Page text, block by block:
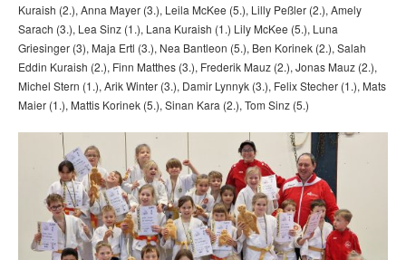
Kuraish (2.), Anna Mayer (3.), Leila McKee (5.), Lilly Peßler (2.), Amely
Sarach (3.), Lea Sinz (1.), Lana Kuraish (1.) Lily McKee (5.), Luna
Griesinger (3), Maja Ertl (3.), Nea Bantleon (5.), Ben Korinek (2.), Salah
Eddin Kuraish (2.), Finn Matthes (3.), Frederik Mauz (2.), Jonas Mauz (2.),
Michel Stern (1.), Arik Winter (3.), Damir Lynnyk (3.), Felix Stecher (1.), Mats
Maier (1.), Mattis Korinek (5.), Sinan Kara (2.), Tom Sinz (5.)